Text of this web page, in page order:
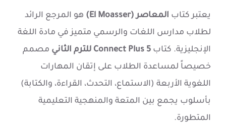
يعتبر كتاب المعاصر (El Moasser)
هو المرجع الرائد
لطلاب مدارس اللغات والرسمي متميز في مادة اللغة
الإنجليزية. كتاب Connect Plus 5 للترم الثاني
مصمم
خصيصاً لمساعدة الطلاب على إتقان المهارات
اللغوية الأربعة (الاستماع، التحدث، القراءة، والكتابة)
بأسلوب يجمع بين المتعة والمنهجية التعليمية
المتطورة.